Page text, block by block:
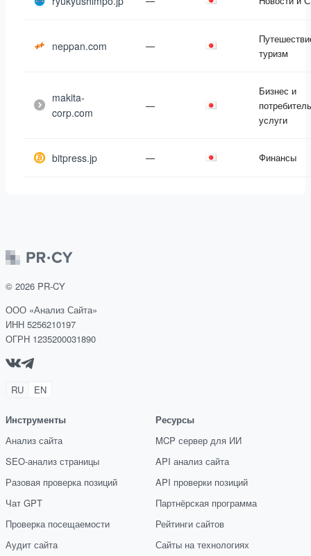
neppan.com —
туризм
makita-
corp.com
—
Бизнес и
услуги
bitpress.jp — Финансы
© 2026 PR-CY
ООО «Анализ Сайта»
ИНН 5256210197
ОГРН 1235200031890
RU EN
Инструменты
Анализ сайта
SEO-анализ страницы
Разовая проверка позиций
Чат GPT
Проверка посещаемости
Аудит сайта
Ресурсы
MCP сервер для ИИ
API анализ сайта
API проверки позиций
Партнёрская программа
Рейтинги сайтов
Сайты на технологиях